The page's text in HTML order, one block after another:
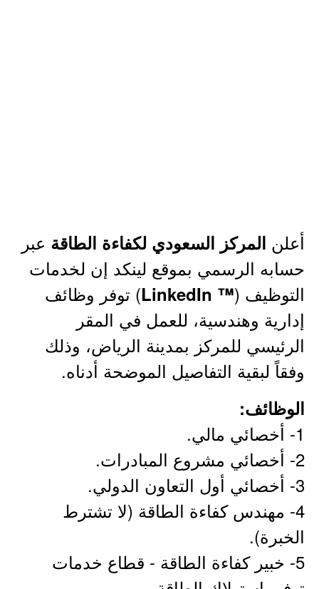
أعلن المركز السعودي لكفاءة الطاقة عبر
حسابه الرسمي بموقع لينكد إن لخدمات
التوظيف (™ LinkedIn
) توفر وظائف
إدارية وهندسية، للعمل في المقر
الرئيسي للمركز بمدينة الرياض، وذلك
وفقاً لبقية التفاصيل الموضحة أدناه.
الوظائف:
1- أخصائي مالي.
2- أخصائي مشروع المبادرات.
3- أخصائي أول التعاون الدولي.
4- مهندس كفاءة الطاقة (لا تشترط
الخبرة).
5- خبير كفاءة الطاقة - قطاع خدمات